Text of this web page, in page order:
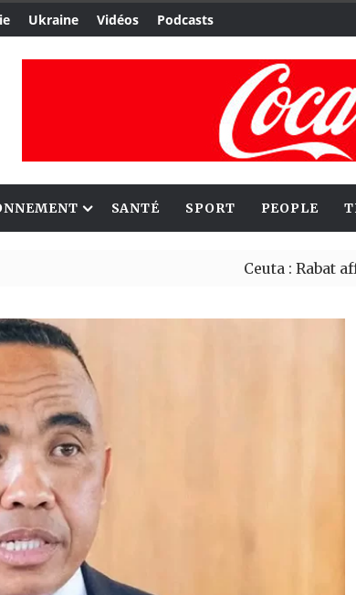
Ukraine Vidéos Podcasts
SANTÉ SPORT PEOPLE
Ceuta : Rabat affirme